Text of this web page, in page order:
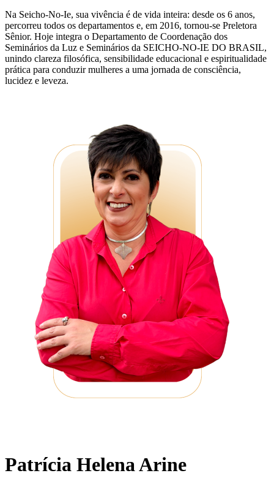
Na Seicho-No-Ie, sua vivência é de vida inteira: desde os 6 anos,
percorreu todos os departamentos e, em 2016, tornou-se Preletora
Sênior. Hoje integra o Departamento de Coordenação dos
Seminários da Luz e Seminários da SEICHO-NO-IE DO BRASIL,
unindo clareza filosófica, sensibilidade educacional e espiritualidade
prática para conduzir mulheres a uma jornada de consciência,
lucidez e leveza.
Patrícia Helena Arine